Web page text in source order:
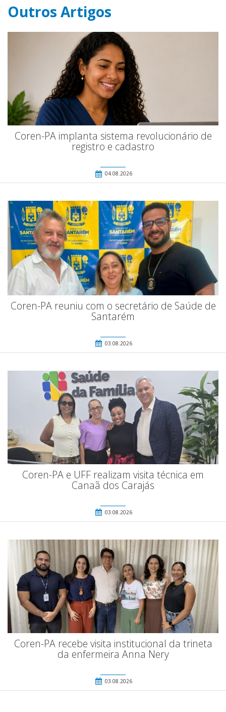
Outros Artigos
Coren-PA implanta sistema revolucionário de
registro e cadastro
04.08.2026
Coren-PA reuniu com o secretário de Saúde de
Santarém
03.08.2026
Coren-PA e UFF realizam visita técnica em
Canaã dos Carajás
03.08.2026
Coren-PA recebe visita institucional da trineta
da enfermeira Anna Nery
03.08.2026